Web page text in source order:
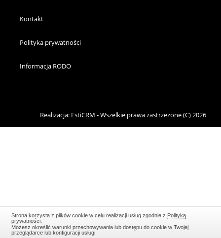
Kontakt
Polityka prywatności
Informacja RODO
Realizacja: EstiCRM - Wszelkie prawa zastrzeżone (C) 2026
Strona korzysta z plików cookie w celu realizacji usług zgodnie z Polityką
prywatności
Możesz określić warunki przechowywania lub dostępu do cookie w Twojej
przeglądarce lub konfiguracji usługi.